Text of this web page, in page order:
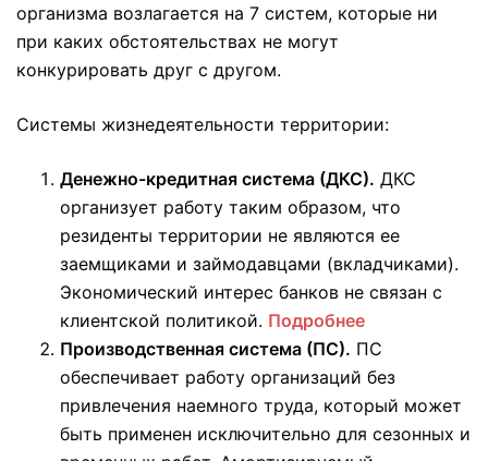
организма возлагается на 7 систем, которые ни
при каких обстоятельствах не могут
конкурировать друг с другом.
Системы жизнедеятельности территории:
Денежно-кредитная система (ДКС). ДКС
организует работу таким образом, что
резиденты территории не являются ее
заемщиками и займодавцами (вкладчиками).
Экономический интерес банков не связан с
клиентской политикой. Подробнее
Производственная система (ПС). ПС
обеспечивает работу организаций без
привлечения наемного труда, который может
быть применен исключительно для сезонных и